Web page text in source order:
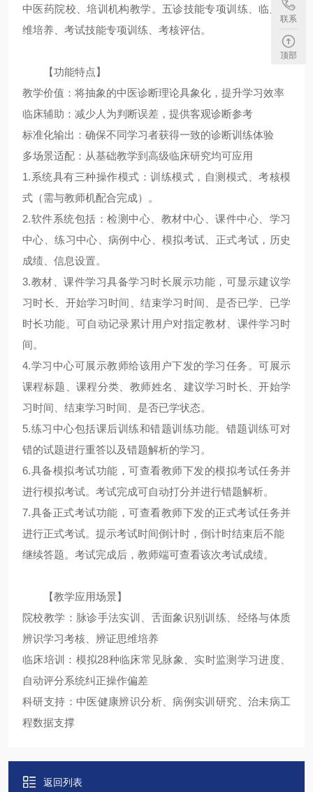
中医药院校、培训机构教学。五诊技能专项训练、临床思
维培养、考试技能专项训练、‌考核评估。
【功能特点】
教学价值：将抽象的中医诊断理论具象化，提升学习效率
临床辅助：减少人为判断误差，提供客观诊断参考
标准化输出：确保不同学习者获得一致的诊断训练体验
多场景适配：从基础教学到高级临床研究均可应用
1.系统具有三种操作模式：训练模式，自测模式、考核模
式（需与教师机配合完成）。
2.软件系统包括：检测中心、教材中心、课件中心、学习
中心、练习中心、病例中心、模拟考试、正式考试，历史
成绩、信息设置。
3.教材、课件学习具备学习时长展示功能，可显示建议学
习时长、开始学习时间、结束学习时间、是否已学、已学
时长功能。可自动记录累计用户对指定教材、课件学习时
间。
4.学习中心可展示教师给该用户下发的学习任务。可展示
课程标题、课程分类、教师姓名、建议学习时长、开始学
习时间、结束学习时间、是否已学状态。
5.练习中心包括课后训练和错题训练功能。错题训练可对
错的试题进行重答以及错题解析的学习。
6.具备模拟考试功能，可查看教师下发的模拟考试任务并
进行模拟考试。考试完成可自动打分并进行错题解析。
7.具备正式考试功能，可查看教师下发的正式考试任务并
进行正式考试。提示考试时间倒计时，倒计时结束后不能
继续答题。考试完成后，教师端可查看该次考试成绩。
【教学应用场景】
院校教学：脉诊手法实训、舌面象识别训练、经络与体质
辨识学习考核、辨证思维培养
临床培训：模拟28种临床常见脉象、实时监测学习进度、
自动评分系统纠正操作偏差
科研支持：中医健康辨识分析、病例实训研究、治未病工
程数据支撑
返回列表
联系
顶部